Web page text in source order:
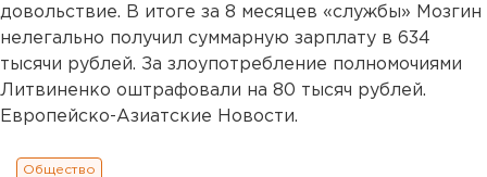
довольствие. В итоге за 8 месяцев «службы» Мозгин
нелегально получил суммарную зарплату в 634
тысячи рублей. За злоупотребление полномочиями
Литвиненко оштрафовали на 80 тысяч рублей.
Европейско-Азиатские Новости.
Общество